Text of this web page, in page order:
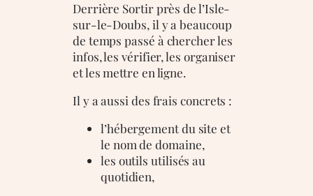
Derrière Sortir près de l’Isle-
sur-le-Doubs, il y a beaucoup
de temps passé à chercher les
infos, les vérifier, les organiser
et les mettre en ligne.
Il y a aussi des frais concrets :
l’hébergement du site et
le nom de domaine,
les outils utilisés au
quotidien,